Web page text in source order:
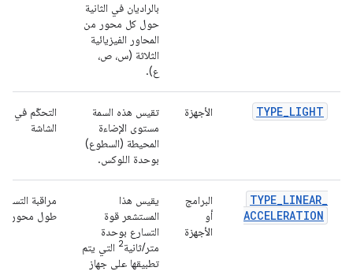
بالراديان في الثانية
حول كل محور من
المحاور الفيزيائية
الثلاثة (س، ص،
ع).
TYPE_LIGHT الأجهزة
تقيس هذه السمة
مستوى الإضاءة
المحيطة (السطوع)
بوحدة اللوكس.
التحكّم في
الشاشة
TYPE_LINEAR_
ACCELERATION
البرامج
أو
الأجهزة
يقيس هذا
المستشعر قوة
التسارع بوحدة
متر/ثانية2 التي يتم
تطبيقها على جهاز
مراقبة
طول محور